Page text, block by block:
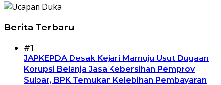
Berita Terbaru
#1
JAPKEPDA Desak Kejari Mamuju Usut Dugaan
Korupsi Belanja Jasa Kebersihan Pemprov
Sulbar, BPK Temukan Kelebihan Pembayaran